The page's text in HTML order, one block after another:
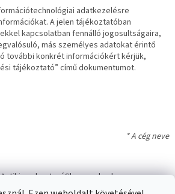
adatkezelésre
A jelen tájékoztatóban
kapcsolatban fennálló jogosultságaira,
más személyes adatokat érintő
további konkrét információkért kérjük,
tájékoztató” című dokumentumot.
* A cég neve
Antikizzo.hu IzzóShop solyo.hu